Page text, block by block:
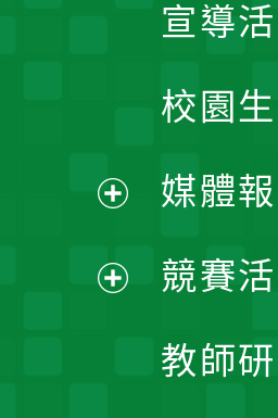
宣導
校園
媒體
競賽
教師
開